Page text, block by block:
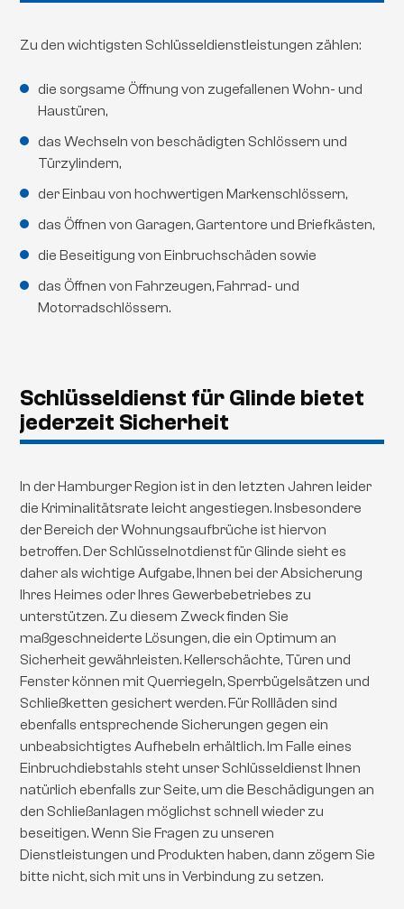
Zu den wichtigsten Schlüsseldienstleistungen zählen:
die sorgsame Öffnung von zugefallenen Wohn- und
Haustüren,
das Wechseln von beschädigten Schlössern und
Türzylindern,
der Einbau von hochwertigen Markenschlössern,
das Öffnen von Garagen, Gartentore und Briefkästen,
die Beseitigung von Einbruchschäden sowie
das Öffnen von Fahrzeugen, Fahrrad- und
Motorradschlössern.
Schlüsseldienst für Glinde bietet
jederzeit Sicherheit
In der Hamburger Region ist in den letzten Jahren leider
die Kriminalitätsrate leicht angestiegen. Insbesondere
der Bereich der Wohnungsaufbrüche ist hiervon
betroffen. Der Schlüsselnotdienst für Glinde sieht es
daher als wichtige Aufgabe, Ihnen bei der Absicherung
Ihres Heimes oder Ihres Gewerbebetriebes zu
unterstützen. Zu diesem Zweck finden Sie
maßgeschneiderte Lösungen, die ein Optimum an
Sicherheit gewährleisten. Kellerschächte, Türen und
Fenster können mit Querriegeln, Sperrbügelsätzen und
Schließketten gesichert werden. Für Rollläden sind
ebenfalls entsprechende Sicherungen gegen ein
unbeabsichtigtes Aufhebeln erhältlich. Im Falle eines
Einbruchdiebstahls steht unser Schlüsseldienst Ihnen
natürlich ebenfalls zur Seite, um die Beschädigungen an
den Schließanlagen möglichst schnell wieder zu
beseitigen. Wenn Sie Fragen zu unseren
Dienstleistungen und Produkten haben, dann zögern Sie
bitte nicht, sich mit uns in Verbindung zu setzen.